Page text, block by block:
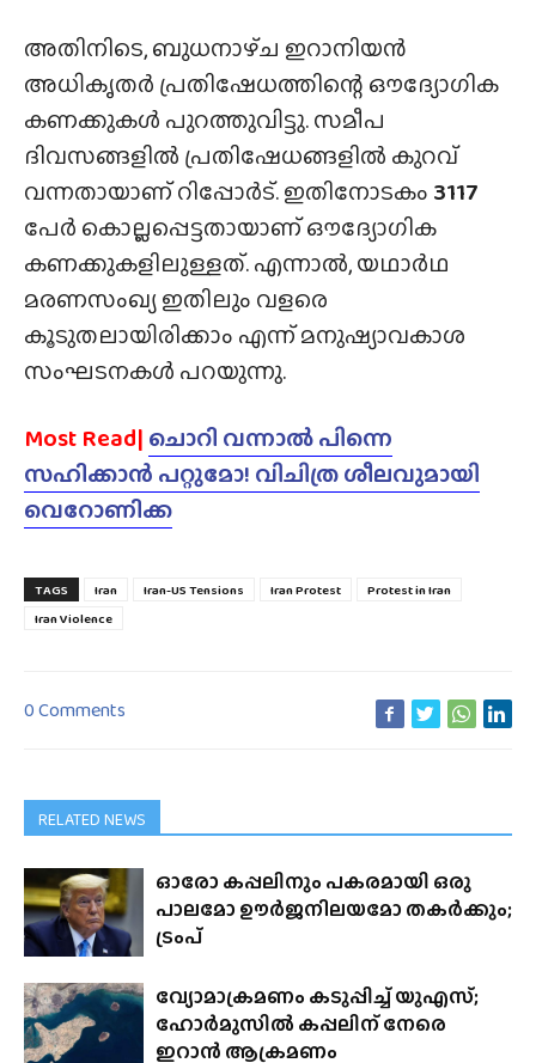
അതിനിടെ, ബുധനാഴ്‌ച ഇറാനിയൻ
അധികൃതർ പ്രതിഷേധത്തിന്റെ ഔദ്യോഗിക
കണക്കുകൾ പുറത്തുവിട്ടു. സമീപ
ദിവസങ്ങളിൽ പ്രതിഷേധങ്ങളിൽ കുറവ്
വന്നതായാണ് റിപ്പോർട്. ഇതിനോടകം 3117
പേർ കൊല്ലപ്പെട്ടതായാണ് ഔദ്യോഗിക
കണക്കുകളിലുള്ളത്. എന്നാൽ, യഥാർഥ
മരണസംഖ്യ ഇതിലും വളരെ
കൂടുതലായിരിക്കാം എന്ന് മനുഷ്യാവകാശ
സംഘടനകൾ പറയുന്നു.
Most Read| ചൊറി വന്നാൽ പിന്നെ
സഹിക്കാൻ പറ്റുമോ! വിചിത്ര ശീലവുമായി
വെറോണിക്ക
TAGS Iran Iran-US Tensions Iran Protest
Protest in Iran
Iran Violence
0 Comments
RELATED NEWS
ഓരോ കപ്പലിനും പകരമായി ഒരു
പാലമോ ഊർജനിലയമോ തകർക്കും;
ട്രംപ്
വ്യോമാക്രമണം കടുപ്പിച്ച് യുഎസ്;
ഹോർമുസിൽ കപ്പലിന് നേരെ
ഇറാൻ ആക്രമണം